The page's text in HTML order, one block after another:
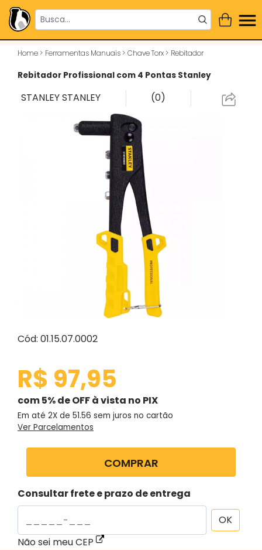
Home > Ferramentas Manuais > Chave Torx > Rebitador
Rebitador Profissional com 4 Pontas Stanley
STANLEYSTANLEY (0)
Cód: 01.15.07.0002
R$ 97,95
com 5% de OFF à vista no PIX
Em até 2X de 51.56 sem juros no cartão
Ver Parcelamentos
COMPRAR
Consultar frete e prazo de entrega
OK
Não sei meu CEP